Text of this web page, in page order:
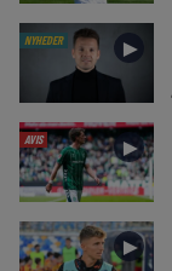
NYHEDER ►
AVIS ►
►